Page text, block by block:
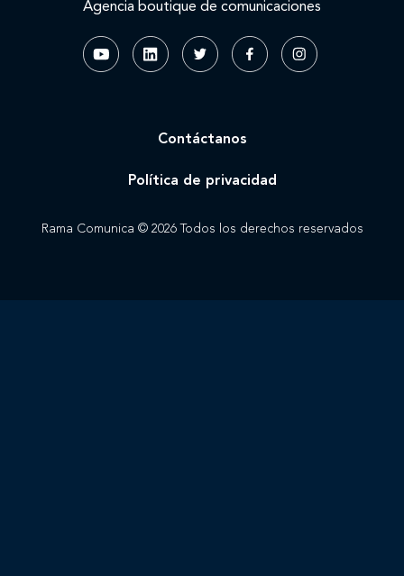
Agencia boutique de comunicaciones
Rama Comunica © 2026 Todos los derechos reservados
Contáctanos
Política de privacidad